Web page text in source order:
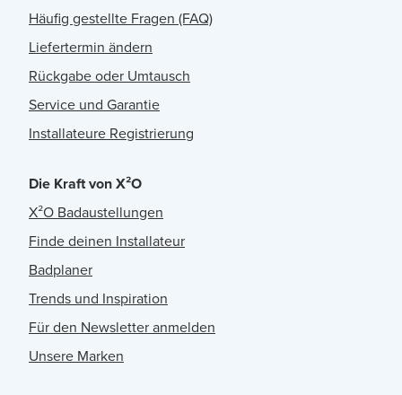
Häufig gestellte Fragen (FAQ)
Liefertermin ändern
Rückgabe oder Umtausch
Service und Garantie
Installateure Registrierung
Die Kraft von X²O
X²O Badaustellungen
Finde deinen Installateur
Badplaner
Trends und Inspiration
Für den Newsletter anmelden
Unsere Marken